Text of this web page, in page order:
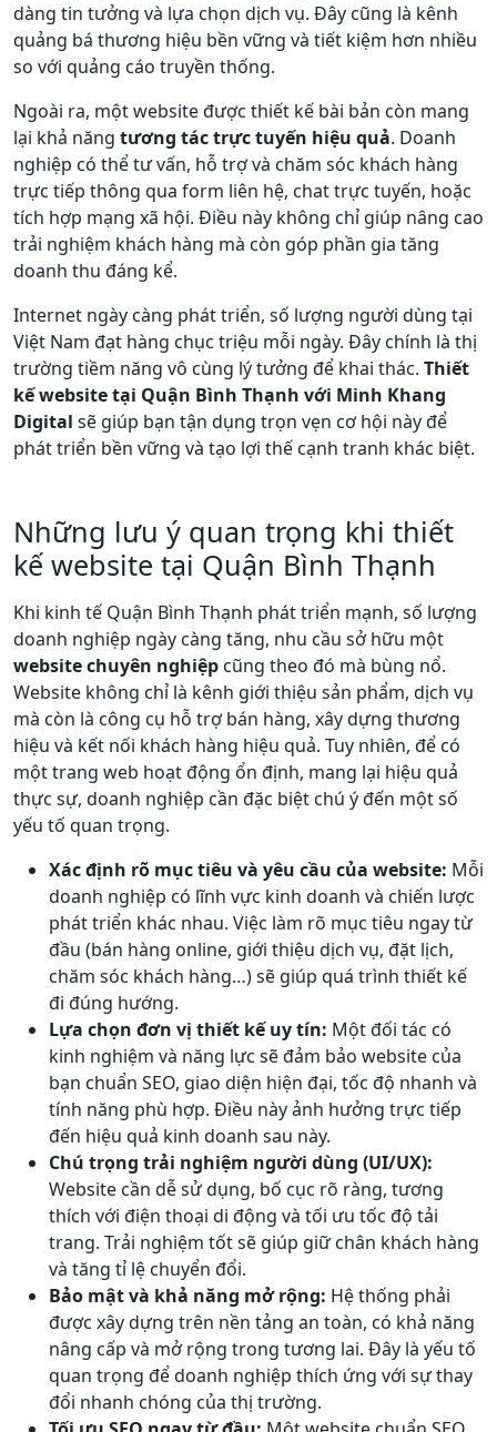
dàng tin tưởng và lựa chọn dịch vụ. Đây cũng là kênh
quảng bá thương hiệu bền vững và tiết kiệm hơn nhiều
so với quảng cáo truyền thống.
Ngoài ra, một website được thiết kế bài bản còn mang
lại khả năng tương tác trực tuyến hiệu quả. Doanh
nghiệp có thể tư vấn, hỗ trợ và chăm sóc khách hàng
trực tiếp thông qua form liên hệ, chat trực tuyến, hoặc
tích hợp mạng xã hội. Điều này không chỉ giúp nâng cao
trải nghiệm khách hàng mà còn góp phần gia tăng
doanh thu đáng kể.
Internet ngày càng phát triển, số lượng người dùng tại
Việt Nam đạt hàng chục triệu mỗi ngày. Đây chính là thị
trường tiềm năng vô cùng lý tưởng để khai thác. Thiết
kế website tại Quận Bình Thạnh với Minh Khang
Digital sẽ giúp bạn tận dụng trọn vẹn cơ hội này để
phát triển bền vững và tạo lợi thế cạnh tranh khác biệt.
Những lưu ý quan trọng khi thiết
kế website tại Quận Bình Thạnh
Khi kinh tế Quận Bình Thạnh phát triển mạnh, số lượng
doanh nghiệp ngày càng tăng, nhu cầu sở hữu một
website chuyên nghiệp cũng theo đó mà bùng nổ.
Website không chỉ là kênh giới thiệu sản phẩm, dịch vụ
mà còn là công cụ hỗ trợ bán hàng, xây dựng thương
hiệu và kết nối khách hàng hiệu quả. Tuy nhiên, để có
một trang web hoạt động ổn định, mang lại hiệu quả
thực sự, doanh nghiệp cần đặc biệt chú ý đến một số
yếu tố quan trọng.
Xác định rõ mục tiêu và yêu cầu của website: Mỗi
doanh nghiệp có lĩnh vực kinh doanh và chiến lược
phát triển khác nhau. Việc làm rõ mục tiêu ngay từ
đầu (bán hàng online, giới thiệu dịch vụ, đặt lịch,
chăm sóc khách hàng…) sẽ giúp quá trình thiết kế
đi đúng hướng.
Lựa chọn đơn vị thiết kế uy tín: Một đối tác có
kinh nghiệm và năng lực sẽ đảm bảo website của
bạn chuẩn SEO, giao diện hiện đại, tốc độ nhanh và
tính năng phù hợp. Điều này ảnh hưởng trực tiếp
đến hiệu quả kinh doanh sau này.
Chú trọng trải nghiệm người dùng (UI/UX):
Website cần dễ sử dụng, bố cục rõ ràng, tương
thích với điện thoại di động và tối ưu tốc độ tải
trang. Trải nghiệm tốt sẽ giúp giữ chân khách hàng
và tăng tỉ lệ chuyển đổi.
Bảo mật và khả năng mở rộng: Hệ thống phải
được xây dựng trên nền tảng an toàn, có khả năng
nâng cấp và mở rộng trong tương lai. Đây là yếu tố
quan trọng để doanh nghiệp thích ứng với sự thay
đổi nhanh chóng của thị trường.